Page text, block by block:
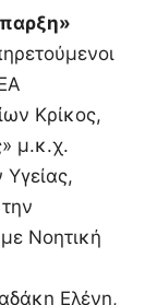
Κρίκος,
μ.κ.χ.
Νοητική
Ελένη,